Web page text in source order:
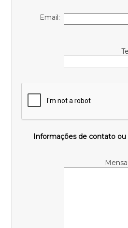
Email:
Informações de contato